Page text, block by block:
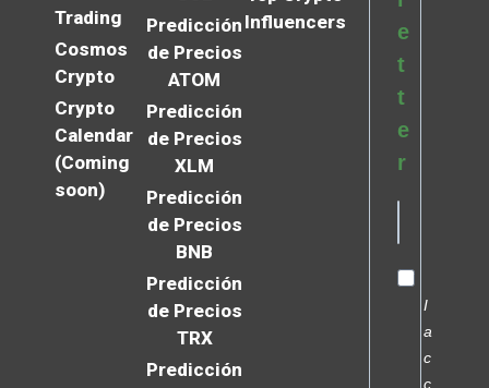
Trading
Cosmos
Crypto
Crypto
Calendar
(Coming
soon)
Predicción
de Precios
ATOM
Predicción
de Precios
XLM
Predicción
de Precios
BNB
Predicción
de Precios
TRX
Predicción
Influencers
e
t
t
e
r
I
a
c
c